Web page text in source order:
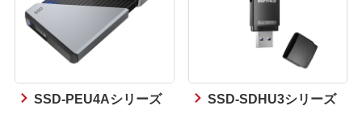
SSD-PEU4Aシリーズ SSD-SDHU3シリーズ